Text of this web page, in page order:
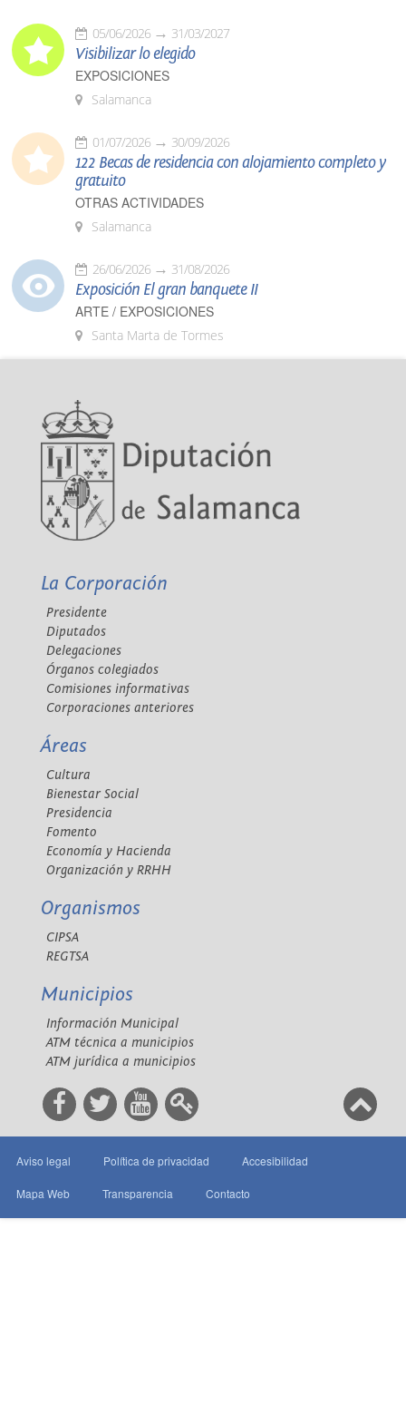
05/06/2026 31/03/2027
Visibilizar lo elegido
EXPOSICIONES
Salamanca
01/07/2026 30/09/2026
122 Becas de residencia con alojamiento completo y
gratuito
OTRAS ACTIVIDADES
Salamanca
26/06/2026 31/08/2026
Exposición El gran banquete II
ARTE / EXPOSICIONES
Santa Marta de Tormes
La Corporación
Presidente
Diputados
Delegaciones
Órganos colegiados
Comisiones informativas
Corporaciones anteriores
Áreas
Cultura
Bienestar Social
Presidencia
Fomento
Economía y Hacienda
Organización y RRHH
Organismos
CIPSA
REGTSA
Municipios
Información Municipal
ATM técnica a municipios
ATM jurídica a municipios
Aviso legal Política de privacidad Accesibilidad
Mapa Web Transparencia Contacto